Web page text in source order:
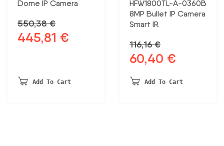
Dome IP Camera
550,38€
Original
445,81 €
Add To Cart
HFW1800TL-A-0360B
8MP Bullet IP Camera
Smart IR
116,16€
Original
price
was:
60,40 €
is:
Add To Cart